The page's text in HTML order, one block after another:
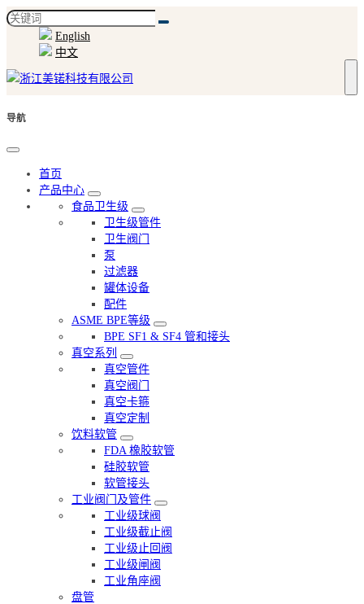
English
中文
导航
首页
产品中心
食品卫生级
卫生级管件
卫生阀门
泵
过滤器
罐体设备
配件
ASME BPE等级
BPE SF1 & SF4 管和接头
真空系列
真空管件
真空阀门
真空卡箍
真空定制
饮料软管
FDA 橡胶软管
硅胶软管
软管接头
工业阀门及管件
工业级球阀
工业级截止阀
工业级止回阀
工业级闸阀
工业角座阀
盘管